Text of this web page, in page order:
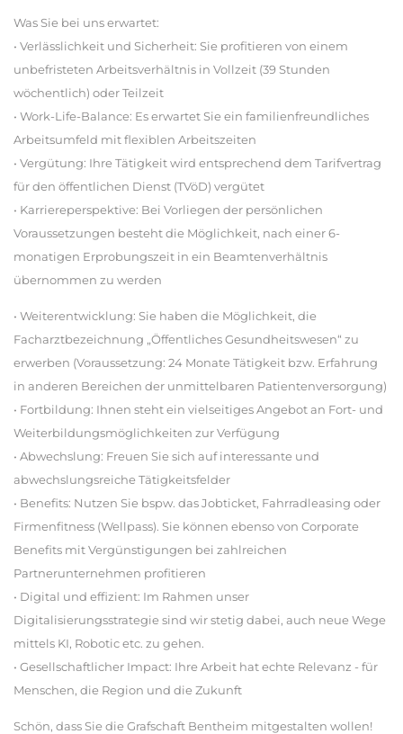
Was Sie bei uns erwartet:
• Verlässlichkeit und Sicherheit: Sie profitieren von einem
unbefristeten Arbeitsverhältnis in Vollzeit (39 Stunden
wöchentlich) oder Teilzeit
• Work-Life-Balance: Es erwartet Sie ein familienfreundliches
Arbeitsumfeld mit flexiblen Arbeitszeiten
• Vergütung: Ihre Tätigkeit wird entsprechend dem Tarifvertrag
für den öffentlichen Dienst (TVöD) vergütet
• Karriereperspektive: Bei Vorliegen der persönlichen
Voraussetzungen besteht die Möglichkeit, nach einer 6-
monatigen Erprobungszeit in ein Beamtenverhältnis
übernommen zu werden
• Weiterentwicklung: Sie haben die Möglichkeit, die
Facharztbezeichnung „Öffentliches Gesundheitswesen“ zu
erwerben (Voraussetzung: 24 Monate Tätigkeit bzw. Erfahrung
in anderen Bereichen der unmittelbaren Patientenversorgung)
• Fortbildung: Ihnen steht ein vielseitiges Angebot an Fort- und
Weiterbildungsmöglichkeiten zur Verfügung
• Abwechslung: Freuen Sie sich auf interessante und
abwechslungsreiche Tätigkeitsfelder
• Benefits: Nutzen Sie bspw. das Jobticket, Fahrradleasing oder
Firmenfitness (Wellpass). Sie können ebenso von Corporate
Benefits mit Vergünstigungen bei zahlreichen
Partnerunternehmen profitieren
• Digital und effizient: Im Rahmen unser
Digitalisierungsstrategie sind wir stetig dabei, auch neue Wege
mittels KI, Robotic etc. zu gehen.
• Gesellschaftlicher Impact: Ihre Arbeit hat echte Relevanz - für
Menschen, die Region und die Zukunft
Schön, dass Sie die Grafschaft Bentheim mitgestalten wollen!